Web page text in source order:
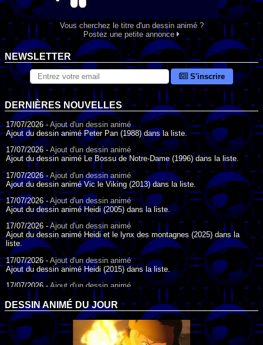
Vous cherchez le titre d'un dessin animé ?
Postez une petite annonce
NEWSLETTER
S'inscrire
DERNIÈRES NOUVELLES
17/07/2026 - Ajout d'un dessin animé
Ajout du dessin animé Peter Pan (1988) dans la liste.
17/07/2026 -Ajout d'un dessin animé
Ajout du dessin animé Le Bossu de Notre-Dame (1996) dans la liste.
17/07/2026 -Ajout d'un dessin animé
Ajout du dessin animé Vic le Viking (2013) dans la liste.
17/07/2026 - Ajout d'un dessin animé
Ajout du dessin animé Heidi (2005) dans la liste.
17/07/2026 - Ajout d'un dessin animé
Ajout du dessin animé Heidi et le lynx des montagnes (2025) dans la
liste.
17/07/2026 - Ajout d'un dessin animé
Ajout du dessin animé Heidi (2015) dans la liste.
17/07/2026 -Ajout d'un dessin animé
Ajout du dessin animé Heidi (1995) dans la liste.
09/07/2026 -Ajout d'un dessin animé
Ajout du dessin animé Genki l'Aventurier de la Chance (2006) dans la
liste.
DESSIN ANIMÉ DU JOUR